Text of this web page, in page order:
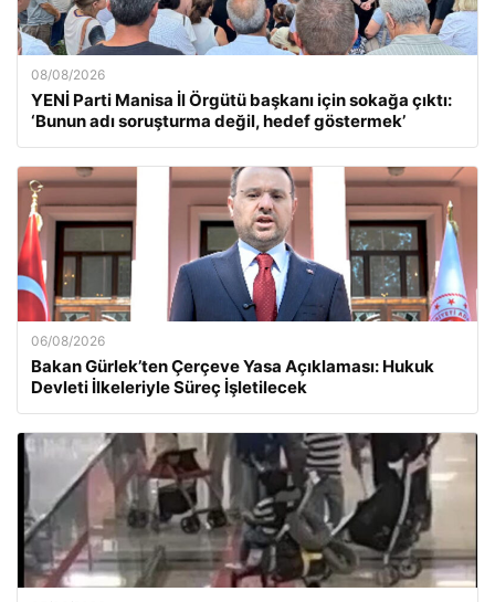
08/08/2026
YENİ Parti Manisa İl Örgütü başkanı için sokağa çıktı:
‘Bunun adı soruşturma değil, hedef göstermek’
06/08/2026
Bakan Gürlek’ten Çerçeve Yasa Açıklaması: Hukuk
Devleti İlkeleriyle Süreç İşletilecek